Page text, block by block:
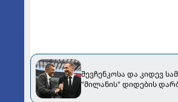
შევჩენკოსა და კიდევ
"მილანის" დიდების